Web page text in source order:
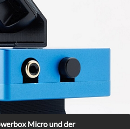
Micro und der